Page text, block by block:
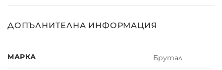
ДОПЪЛНИТЕЛНА ИНФОРМАЦИЯ
МАРКА Брутал